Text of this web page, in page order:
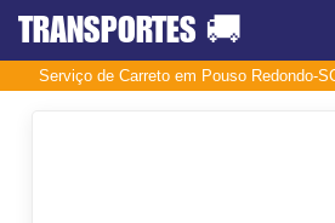
TRANSPORTES 🚚
Serviço de Carreto em Pouso Redondo-